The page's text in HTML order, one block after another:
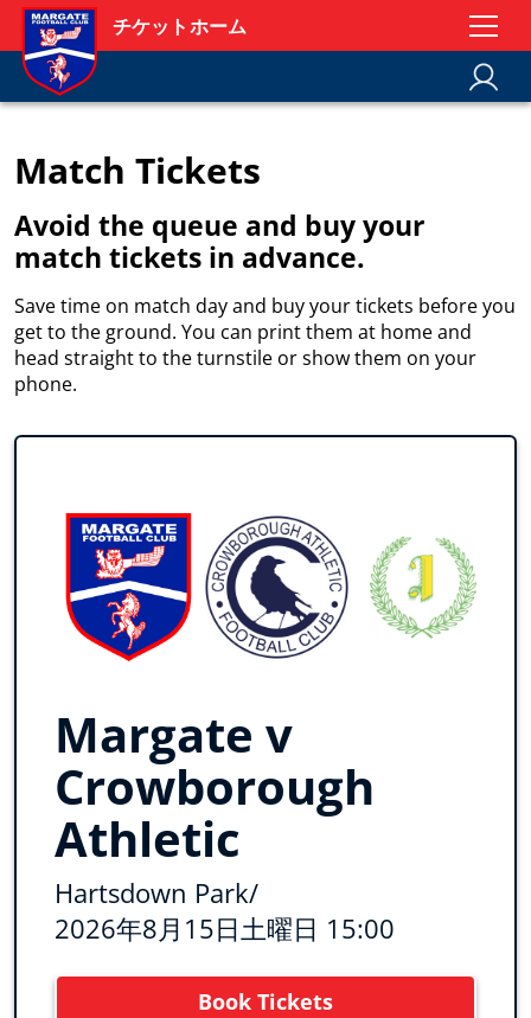
チケットホーム
Match Tickets
Avoid the queue and buy your
match tickets in advance.
Save time on match day and buy your tickets before you
get to the ground. You can print them at home and
head straight to the turnstile or show them on your
phone.
Margate v
Crowborough
Athletic
Hartsdown Park/
2026年8月15日土曜日 15:00
Book Tickets